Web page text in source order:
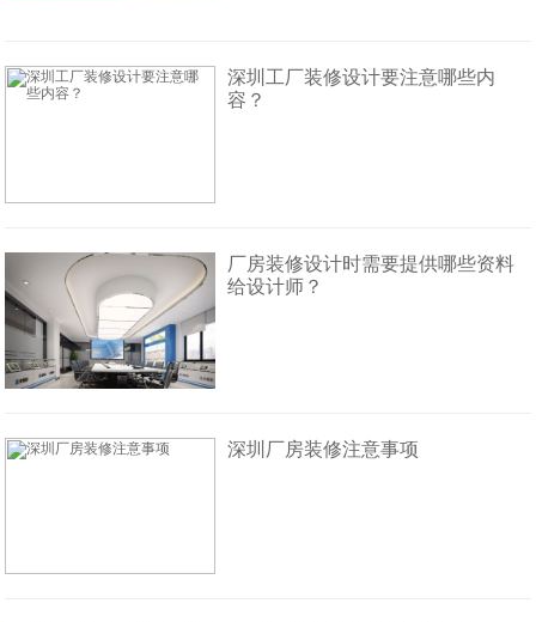
深圳工厂装修设计要注意哪些内
容？
厂房装修设计时需要提供哪些资料
给设计师？
深圳厂房装修注意事项